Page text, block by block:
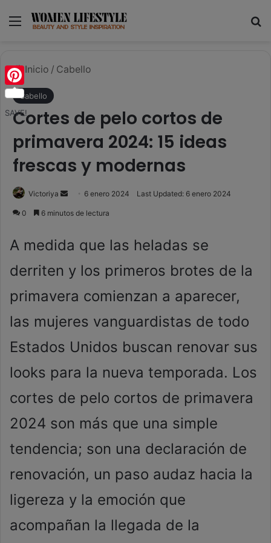
Menú
Inicio / Cabello
Cabello
Cortes de pelo cortos de
primavera 2024: 15 ideas
frescas y modernas
Victoriya
Send 6 enero 2024 Last Updated: 6 enero 2024
0 6 minutos de lectura
A medida que las heladas se
derriten y los primeros brotes de la
primavera comienzan a aparecer,
las mujeres vanguardistas de todo
Estados Unidos buscan renovar sus
looks para la nueva temporada. Los
cortes de pelo cortos de primavera
2024 son más que una simple
tendencia; son una declaración de
renovación, un paso audaz hacia la
ligereza y la emoción que
acompañan la llegada de la
Pinterest
SAVE!